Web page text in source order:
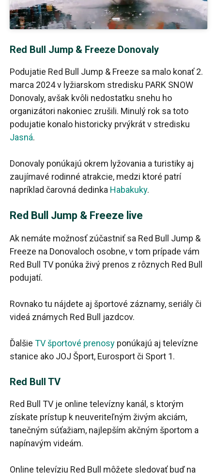
Red Bull Jump & Freeze Donovaly
Podujatie Red Bull Jump & Freeze sa malo konať 2.
marca 2024 v lyžiarskom stredisku PARK SNOW
Donovaly, avšak kvôli nedostatku snehu ho
organizátori nakoniec zrušili. Minulý rok sa toto
podujatie konalo historicky prvýkrát v stredisku
Jasná.
Donovaly ponúkajú okrem lyžovania a turistiky aj
zaujímavé rodinné atrakcie, medzi ktoré patrí
napríklad čarovná dedinka Habakuky.
Red Bull Jump & Freeze live
Ak nemáte možnosť zúčastniť sa Red Bull Jump &
Freeze na Donovaloch osobne, v tom prípade vám
Red Bull TV ponúka živý prenos z rôznych Red Bull
podujatí.
Rovnako tu nájdete aj športové záznamy, seriály či
videá známych Red Bull jazdcov.
Ďalšie TV športové prenosy ponúkajú aj televízne
stanice ako JOJ Šport, Eurosport či Sport 1.
Red Bull TV
Red Bull TV je online televízny kanál, s ktorým
získate prístup k neuveriteľným živým akciám,
tanečným súťažiam, najlepším akčným športom a
napínavým videám.
Online televíziu Red Bull môžete sledovať buď na